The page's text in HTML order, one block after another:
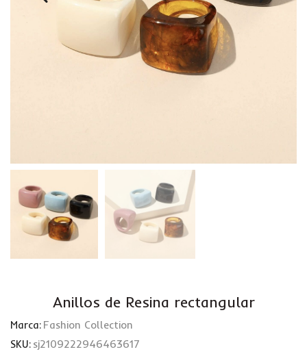
Anillos de Resina rectangular
Marca: Fashion Collection
SKU: sj2109222946463617